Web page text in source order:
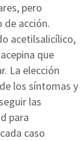
pero
de acción.
acetilsalicílico,
que
La elección
los síntomas y
las
para
caso